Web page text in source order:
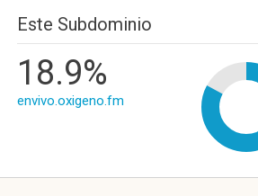
Este Subdominio
18.9%
envivo.oxigeno.fm